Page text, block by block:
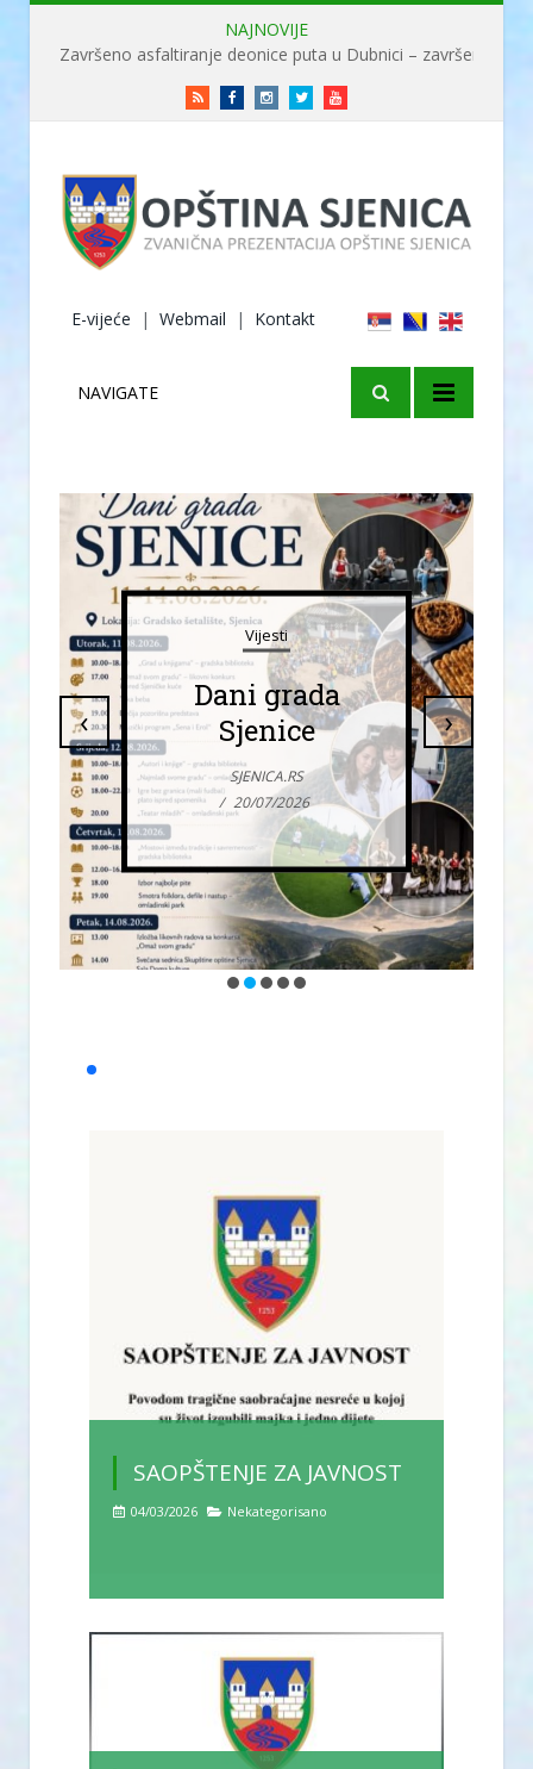
NAJNOVIJE
RSS FacebookInstagramTwitterYoutube
E-vijeće | Webmail | Kontakt
NAVIGATE
Vijesti
Dani grada
Sjenice
SJENICA.RS
/ 20/07/2026
‹ ›
SAOPŠTENJE ZA JAVNOST
04/03/2026 Nekategorisano